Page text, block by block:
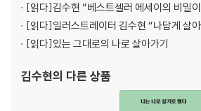
8장_나에게서 벗어나 타인을 향한 모험 떠나기
한 달간의 휴식에서 깨달은 것 / 타인의 호소에
지 못한 무언가를 경험한 사람 / 나는 공헌한다,
9장_삶의 존엄성을 지키기 위하여
Stupid, it’s money! / 돈 앞에서 이성 찾기 /
[읽다]김수현 “베스트셀러 에세이의 비밀
[읽다]일러스트레이터 김수현 “나답게 살
[읽다]있는 그대로의 나로 살아가기
김수현의 다른 상품